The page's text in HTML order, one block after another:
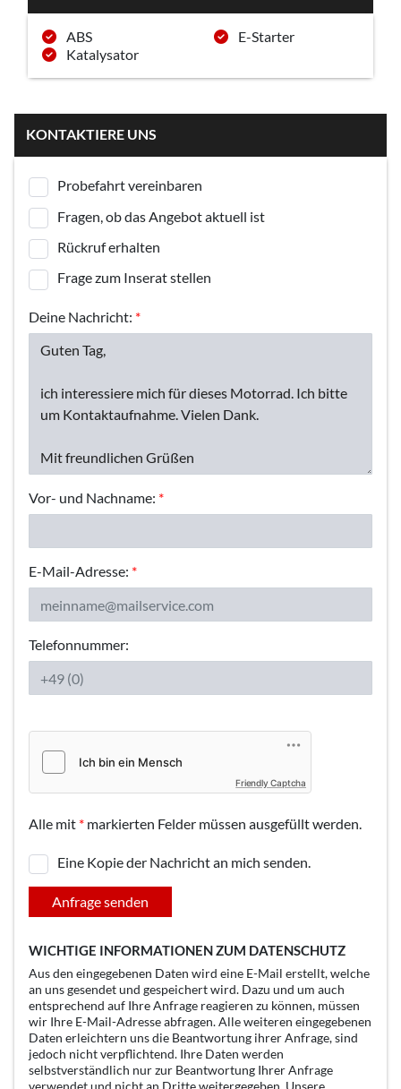
ABS
E-Starter
Katalysator
KONTAKTIERE UNS
Probefahrt vereinbaren
Fragen, ob das Angebot aktuell ist
Rückruf erhalten
Frage zum Inserat stellen
Deine Nachricht: *
Vor- und Nachname: *
E-Mail-Adresse: *
Telefonnummer:
Friendly Captcha
Alle mit * markierten Felder müssen ausgefüllt werden.
Eine Kopie der Nachricht an mich senden.
Anfrage senden
WICHTIGE INFORMATIONEN ZUM DATENSCHUTZ
Aus den eingegebenen Daten wird eine E-Mail erstellt, welche
an uns gesendet und gespeichert wird. Dazu und um auch
entsprechend auf Ihre Anfrage reagieren zu können, müssen
wir Ihre E-Mail-Adresse abfragen. Alle weiteren eingegebenen
Daten erleichtern uns die Beantwortung ihrer Anfrage, sind
jedoch nicht verpflichtend. Ihre Daten werden
selbstverständlich nur zur Beantwortung Ihrer Anfrage